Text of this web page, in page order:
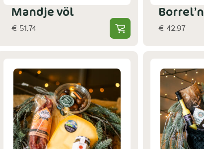
Mandje völ
€ 51,74
Borrel’n
€ 42,97